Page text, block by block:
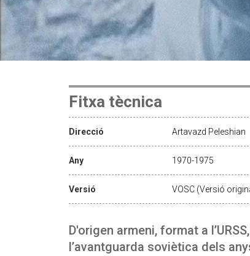
Fitxa tècnica
Direcció Artavazd Peleshian
Any 1970-1975
Versió VOSC (Versió
D'origen armeni, format a
l’avantguarda soviètica dels